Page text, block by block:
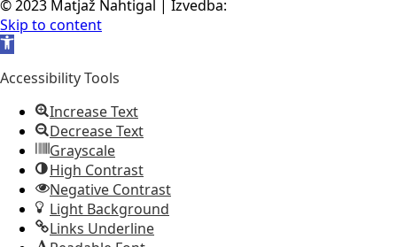
© 2023 Matjaž Nahtigal | Izvedba:
Skip to content
Open toolbar
Accessibility Tools
Increase Text
Decrease Text
Grayscale
High Contrast
Negative Contrast
Light Background
Links Underline